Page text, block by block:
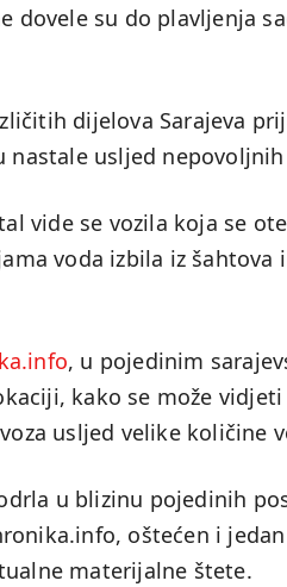
dovele su do plavljenja
dijelova Sarajeva
usljed
vide se vozila koja se
voda izbila iz šahtova
, u pojedinim
kako se može
usljed velike količine
u blizinu pojedinih
oštećen i
materijalne štete.